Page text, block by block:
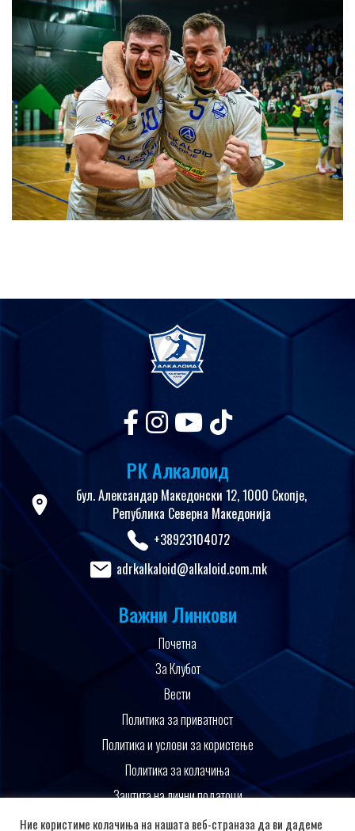
РК Алкалоид
бул. Александар Македонски 12, 1000 Скопје,
Република Северна Македонија
+38923104072
adrkalkaloid@alkaloid.com.mk
Важни Линкови
Почетна
За Клубот
Вести
Политика за приватност
Политика и услови за користење
Политика за колачиња
Заштита на лични податоци
Ние користиме колачиња на нашата веб-страназа да ви дадеме